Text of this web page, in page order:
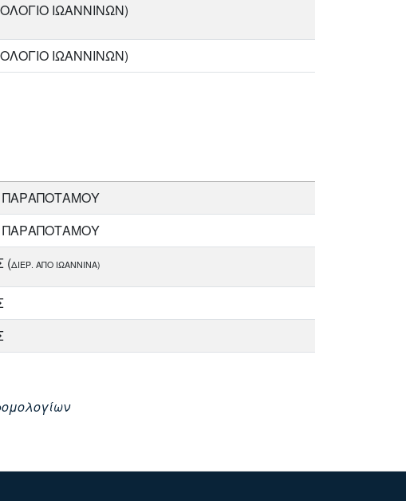
ΙΩΑΝΝΙΝΩΝ)
ΙΩΑΝΝΙΝΩΝ)
(ΔΙΕΡ. ΑΠΟ ΙΩΑΝΝΙΝΑ)